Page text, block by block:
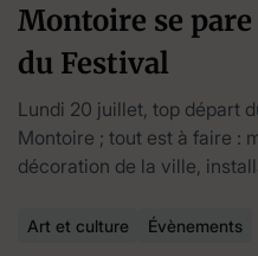
Montoire se
du Festival
Lundi 20 juillet, top départ
Montoire ; tout est à faire :
décoration de la ville,
Art et culture Évènements